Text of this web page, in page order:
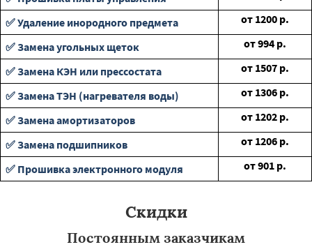
✅ Удаление инородного предмета
от 1200 р.
✅ Замена угольных щеток
от994 р.
✅ Замена КЭН или прессостата
от 1507 р.
✅ Замена ТЭН (нагревателя воды)
от 1306 р.
✅ Замена амортизаторов
от 1202 р.
✅ Замена подшипников
от 1206 р.
✅ Прошивка электронного модуля
от901 р.
Скидки
Постоянным заказчикам